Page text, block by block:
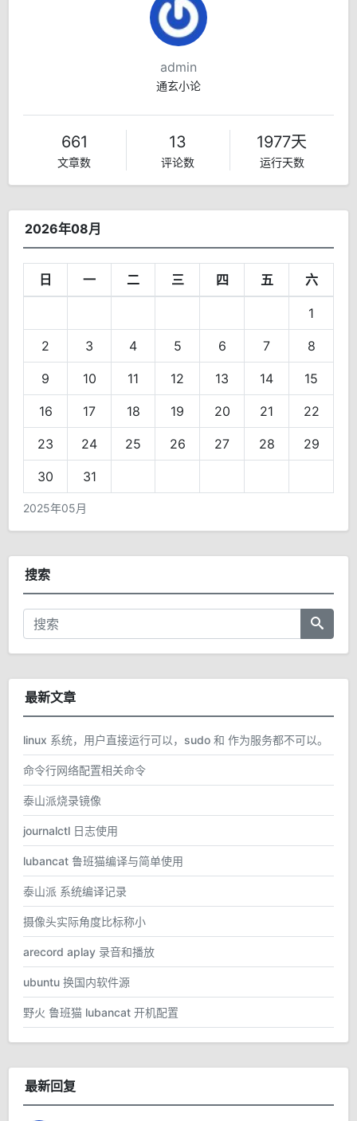
admin
通玄小论
661
文章数
13
评论数
1977天
运行天数
2026年08月
日 一 二 三 四 五 六
1
2 3 4 5 6 7 8
9 10 11 12 13 14 15
16 17 18 19 20 21 22
23 24 25 26 27 28 29
30 31
2025年05月
搜索
最新文章
linux 系统，用户直接运行可以，sudo 和 作为服务都不可以。
命令行网络配置相关命令
泰山派烧录镜像
journalctl 日志使用
lubancat 鲁班猫编译与简单使用
泰山派 系统编译记录
摄像头实际角度比标称小
arecord aplay 录音和播放
ubuntu 换国内软件源
野火 鲁班猫 lubancat 开机配置
最新回复